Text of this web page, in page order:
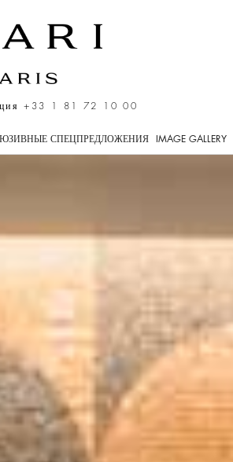
+33 1 81 72 10 00
СПЕЦПРЕДЛОЖЕНИЯ IMAGE GALLERY